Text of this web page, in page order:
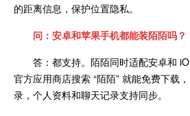
的距离信息，保护位置隐私。
问：安卓和苹果手机都能装陌陌吗？
答：都支持。陌陌同时适配安卓和
官方应用商店搜索 “陌陌” 就能免费下载
录，个人资料和聊天记录支持同步。